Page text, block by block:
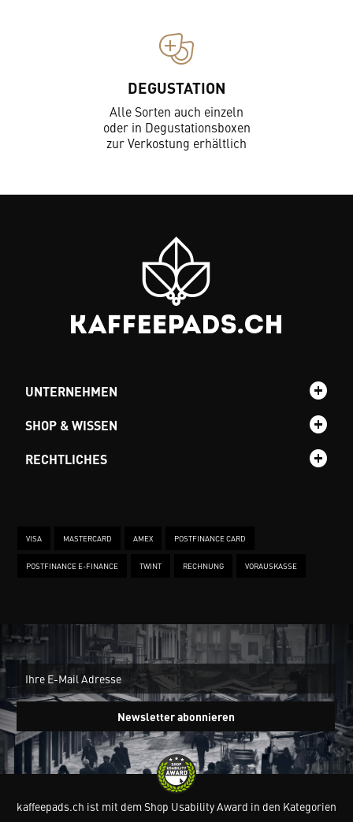
DEGUSTATION
Alle Sorten auch einzeln
oder in Degustationsboxen
zur Verkostung erhältlich
UNTERNEHMEN
SHOP & WISSEN
RECHTLICHES
VISA MASTERCARD AMEX POSTFINANCE CARD
POSTFINANCE E-FINANCE TWINT RECHNUNG VORAUSKASSE
Newsletter abonnieren
kaffeepads.ch ist mit dem Shop Usability Award in den Kategorien